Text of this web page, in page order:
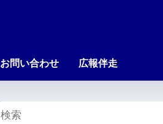
お問い合わせ 広報伴走